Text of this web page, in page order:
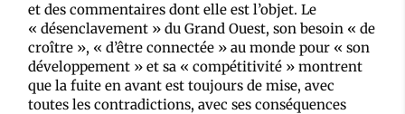
et des commentaires dont elle est l’objet. Le
« désenclavement » du Grand Ouest, son besoin « de
croître », « d’être connectée » au monde pour « son
développement » et sa « compétitivité » montrent
que la fuite en avant est toujours de mise, avec
toutes les contradictions, avec ses conséquences